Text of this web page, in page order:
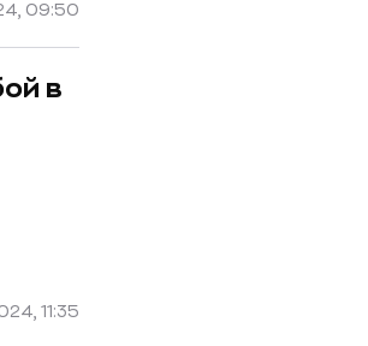
09:50
в
11:35